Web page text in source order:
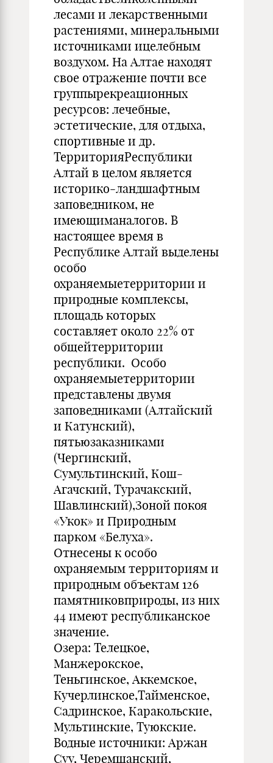
лесами и лекарственными
растениями, минеральными
источниками ицелебным
воздухом. На Алтае находят
свое отражение почти все
группырекреационных
ресурсов: лечебные,
эстетические, для отдыха,
спортивные и др.
ТерриторияРеспублики
Алтай в целом является
историко-ландшафтным
заповедником, не
имеющиманалогов. В
настоящее время в
Республике Алтай выделены
особо
охраняемыетерритории и
природные комплексы,
площадь которых
составляет около 22% от
общейтерритории
республики. Особо
охраняемыетерритории
представлены двумя
заповедниками (Алтайский
и Катунский),
пятьюзаказниками
(Чергинский,
Сумультинский, Кош-
Агачский, Турачакский,
Шавлинский),Зоной покоя
«Укок» и Природным
парком «Белуха».
Отнесены к особо
охраняемым территориям и
природным объектам 126
памятниковприроды, из них
44 имеют республиканское
значение.
Озера: Телецкое,
Манжерокское,
Теньгинское, Аккемское,
Кучерлинское,Тайменское,
Садринское, Каракольские,
Мультинские, Туюкские.
Водные источники: Аржан
Суу, Черемшанский,